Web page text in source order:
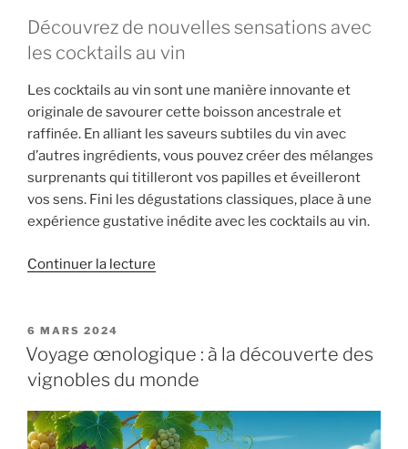
Découvrez de nouvelles sensations avec
les cocktails au vin
Les cocktails au vin sont une manière innovante et
originale de savourer cette boisson ancestrale et
raffinée. En alliant les saveurs subtiles du vin avec
d’autres ingrédients, vous pouvez créer des mélanges
surprenants qui titilleront vos papilles et éveilleront
vos sens. Fini les dégustations classiques, place à une
expérience gustative inédite avec les cocktails au vin.
Continuer la lecture
vin
nouvelle
façon
PUBLIÉ
LE
6 MARS 2024
Voyage œnologique : à la découverte des
vignobles du monde